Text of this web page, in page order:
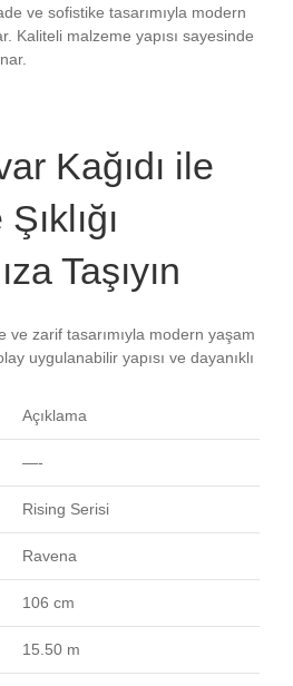
ve sofistike tasarımıyla modern
Kaliteli malzeme yapısı sayesinde
Kağıdı ile
Taşıyın
ve zarif tasarımıyla modern yaşam
uygulanabilir yapısı ve dayanıklı
Açıklama
—-
Rising Serisi
Ravena
106 cm
15.50 m